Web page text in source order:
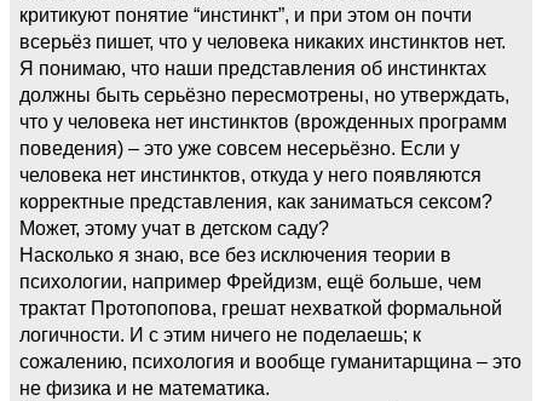
критикуют понятие “инстинкт”, и при этом он почти
всерьёз пишет, что у человека никаких инстинктов нет.
Я понимаю, что наши представления об инстинктах
должны быть серьёзно пересмотрены, но утверждать,
что у человека нет инстинктов (врожденных программ
поведения) – это уже совсем несерьёзно. Если у
человека нет инстинктов, откуда у него появляются
корректные представления, как заниматься сексом?
Может, этому учат в детском саду?
Насколько я знаю, все без исключения теории в
психологии, например Фрейдизм, ещё больше, чем
трактат Протопопова, грешат нехваткой формальной
логичности. И с этим ничего не поделаешь; к
сожалению, психология и вообще гуманитарщина – это
не физика и не математика.